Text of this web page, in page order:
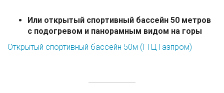
Или открытый спортивный бассейн 50 метров
с подогревом и панорамным видом на горы
Открытый спортивный бассейн 50м (ГТЦ Газпром)